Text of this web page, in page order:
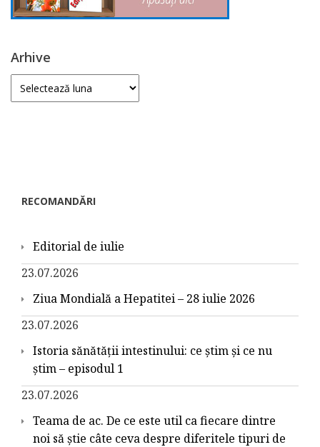
Arhive
Arhive
RECOMANDĂRI
Editorial de iulie
23.07.2026
Ziua Mondială a Hepatitei – 28 iulie 2026
23.07.2026
Istoria sănătății intestinului: ce știm și ce nu
știm – episodul 1
23.07.2026
Teama de ac. De ce este util ca fiecare dintre
noi să știe câte ceva despre diferitele tipuri de